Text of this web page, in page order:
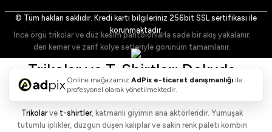
Stil Notu
İnce örgü trikolar ve düz kesim pantolonlarla sade bir akış yakalanır;
deri kemer ve zarif kolye setleriyle görünüm tamamlanır.
Trikolar ve T-Shirtler: Dokuda
Konfor, Formda Netlik
Trikolarve t-shirtler, katmanlı giyimin ana aktörleridir. Yumuşak
tutumlu iplikler, düzgün düşen kalıplar ve sakin renk paleti kombin
© Tüm hakları saklıdır. Kredi kartı bilgileriniz 256bit SSL sertifikası ile
korunmaktadır.
Online mağazamız AdPix e-ticaret danışmanlığı ile
profesyonel olarak yönetilmektedir.